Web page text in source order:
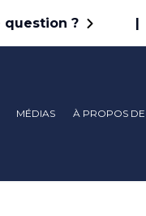
question ? |
MÉDIAS À PROPOS